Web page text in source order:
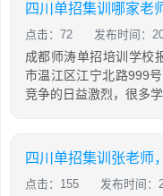
点击：72 发布时间：
成都师涛单招培训学校
市温江区江宁北路999
竞争的日益激烈，很多
四川单招集训张老师
点击：155 发布时间：